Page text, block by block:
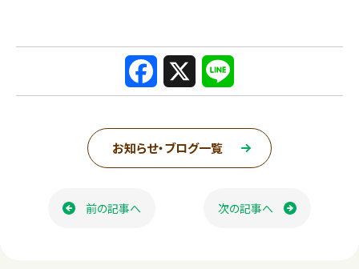
F
c
e
L
n
e
お知らせ・ブログ一覧
前の記事へ 次の記事へ